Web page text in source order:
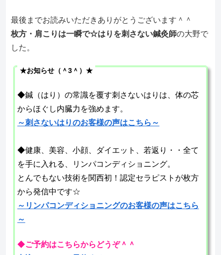
最後までお読みいただきありがとうございます＾＾
枚方・肩こりは一瞬で☆はりを刺さない鍼灸師の大野で
した。
★お知らせ（＾3＾）★
◆鍼（はり）の常識を覆す刺さないはりは、体の芯
からほぐし内臓力を強めます。
～刺さないはりのお客様の声はこちら～
◆健康、美容、小顔、ダイエット、若返り・・全て
を手に入れる、リンパコンディショニング。
とんでもない技術を関西初！認定セラピストが枚方
から発信中です☆
～リンパコンディショニングのお客様の声はこちら
～
◆ご予約はこちらからどうぞ＾＾